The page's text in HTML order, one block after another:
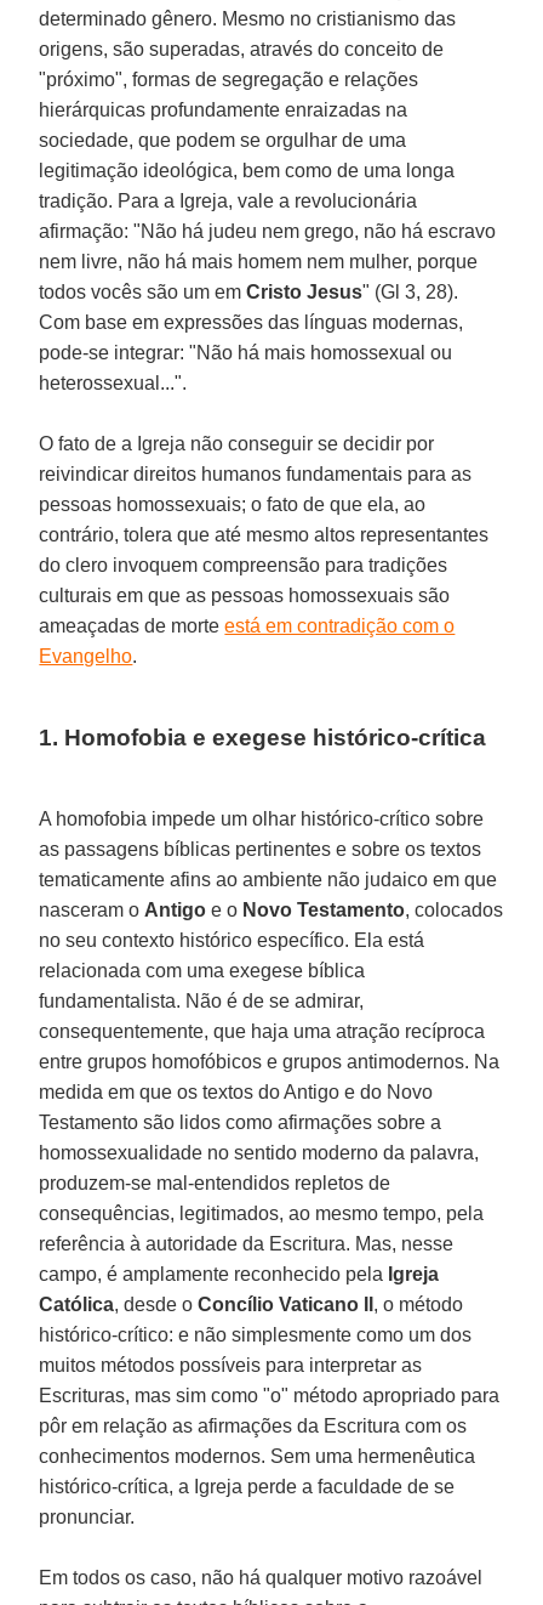
determinado gênero. Mesmo no cristianismo das
origens, são superadas, através do conceito de
"próximo", formas de segregação e relações
hierárquicas profundamente enraizadas na
sociedade, que podem se orgulhar de uma
legitimação ideológica, bem como de uma longa
tradição. Para a Igreja, vale a revolucionária
afirmação: "Não há judeu nem grego, não há escravo
nem livre, não há mais homem nem mulher, porque
todos vocês são um emCristo Jesus" (Gl 3, 28).
Com base em expressões das línguas modernas,
pode-se integrar: "Não há mais homossexual ou
heterossexual...".
O fato de a Igreja não conseguir se decidir por
reivindicar direitos humanos fundamentais para as
pessoas homossexuais; o fato de que ela, ao
contrário, tolera que até mesmo altos representantes
do clero invoquem compreensão para tradições
culturais em que as pessoas homossexuais são
ameaçadas de morteestá em contradição com o
Evangelho.
1. Homofobia e exegese histórico-crítica
A homofobia impede um olhar histórico-crítico sobre
as passagens bíblicas pertinentes e sobre os textos
tematicamente afins ao ambiente não judaico em que
nasceram o Antigo e o Novo Testamento, colocados
no seu contexto histórico específico. Ela está
relacionada com uma exegese bíblica
fundamentalista. Não é de se admirar,
consequentemente, que haja uma atração recíproca
entre grupos homofóbicos e grupos antimodernos. Na
medida em que os textos do Antigo e do Novo
Testamento são lidos como afirmações sobre a
homossexualidade no sentido moderno da palavra,
produzem-se mal-entendidos repletos de
consequências, legitimados, ao mesmo tempo, pela
referência à autoridade da Escritura. Mas, nesse
campo, é amplamente reconhecido pela Igreja
Católica, desde oConcílio Vaticano II , o método
histórico-crítico: e não simplesmente como um dos
muitos métodos possíveis para interpretar as
Escrituras, mas sim como "o" método apropriado para
pôr em relação as afirmações da Escritura com os
conhecimentos modernos. Sem uma hermenêutica
histórico-crítica, a Igreja perde a faculdade de se
pronunciar.
Em todos os caso, não há qualquer motivo razoável